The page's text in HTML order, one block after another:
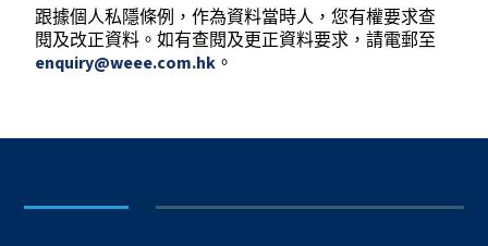
跟據個人私隱條例，作為資料當時人，您有權要求查
閱及改正資料。如有查閱及更正資料要求，請電郵至
enquiry@weee.com.hk 。